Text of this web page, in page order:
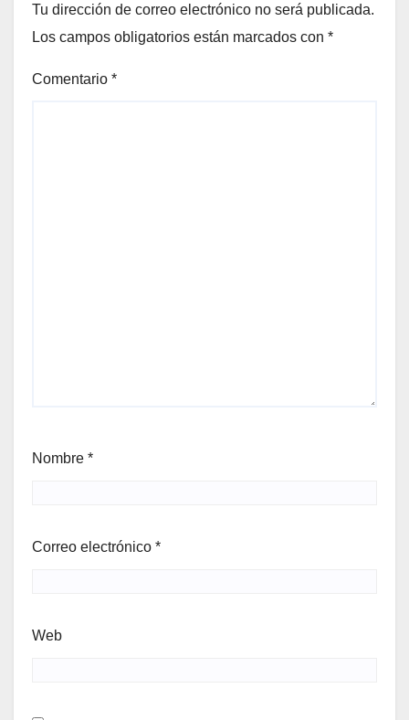
Tu dirección de correo electrónico no será publicada.
Los campos obligatorios están marcados con *
Comentario *
Nombre *
Correo electrónico *
Web